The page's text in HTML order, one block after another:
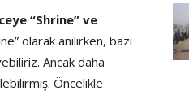
“Shrine” ve
olarak anılırken, bazı
Ancak daha
Öncelikle